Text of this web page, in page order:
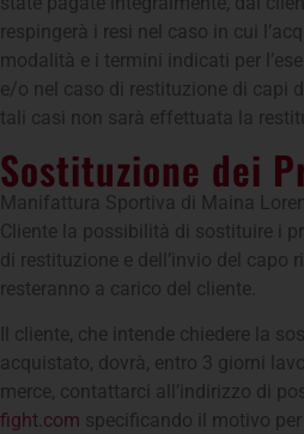
respingerà i resi nel caso in cui
modalità e i termini indicati per
e/o nel caso di restituzione di capi
tali casi non sarà effettuata la
Sostituzione dei
Manifattura Sportiva di Maina
Cliente la possibilità di sostituire i
di restituzione e dell’invio del capo
resteranno a carico del cliente.
Il cliente, che intende chiedere la
acquistato, dovrà, entro 3 giorni
merce, contattarci all’indirizzo di
fight.com specificando il motivo